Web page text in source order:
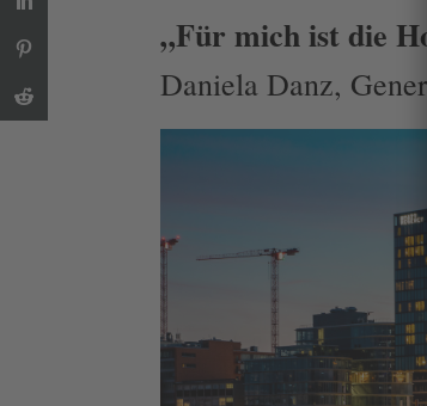
„Für mich ist die
Daniela Danz,